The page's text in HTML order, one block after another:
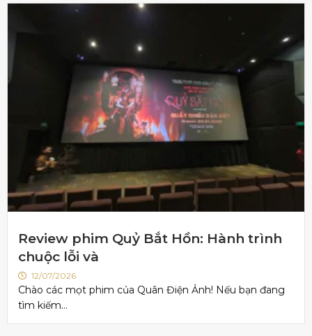
Review phim Quỷ Bắt Hồn: Hành trình
chuộc lỗi và
12/07/2026
Chào các mọt phim của Quân Điện Ảnh! Nếu bạn đang
tìm kiếm...